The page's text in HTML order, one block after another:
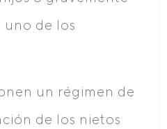
uno de los
un régimen de
de los nietos